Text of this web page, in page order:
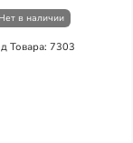
Нет в наличии
Товара: 7303